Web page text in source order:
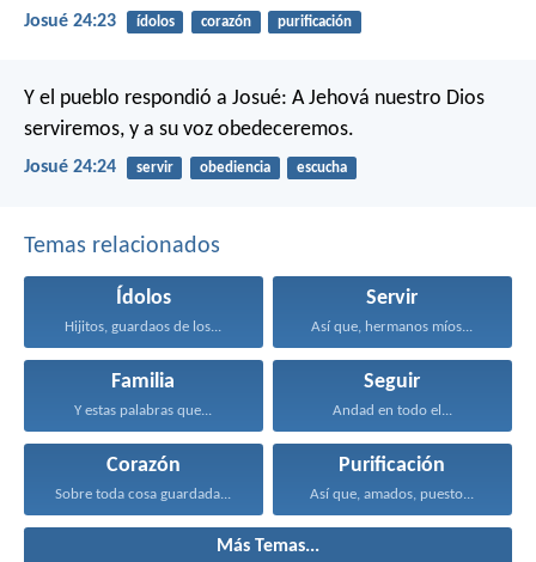
Josué 24:23 ídolos corazón purificación
Y el pueblo respondió a Josué: A Jehová nuestro Dios
serviremos, y a su voz obedeceremos.
Josué 24:24 servir obediencia escucha
Temas relacionados
Ídolos
Hijitos, guardaos de los...
Servir
Así que, hermanos míos...
Familia
Y estas palabras que...
Seguir
Andad en todo el...
Corazón
Sobre toda cosa guardada...
Purificación
Así que, amados, puesto...
Más Temas...